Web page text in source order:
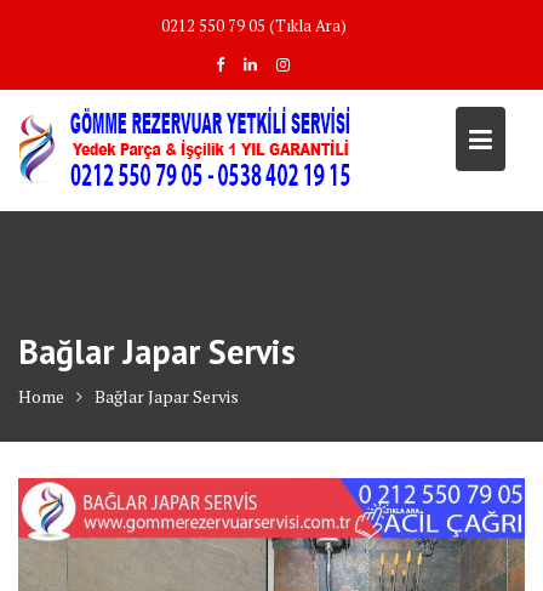
0212 550 79 05 (Tıkla Ara)
Bağlar Japar Servis
Home Bağlar Japar Servis